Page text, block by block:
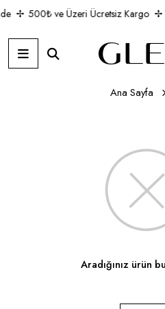
500₺ ve Üzeri Ücretsiz Kargo
Ana Sayfa
Aradığınız ürün